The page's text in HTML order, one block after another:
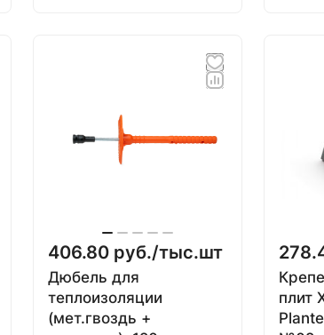
406.80 руб./тыс.шт
Дюбель для
теплоизоляции
(мет.гвоздь +
плит